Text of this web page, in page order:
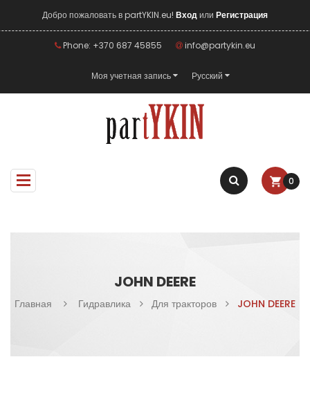
Добро пожаловать в partYKIN.eu! Входили Регистрация
Phone: +370 687 45855 info@partykin.eu
Моя учетная запись Русский
0
JOHN DEERE
Главная Гидравлика Для тракторов JOHN DEERE